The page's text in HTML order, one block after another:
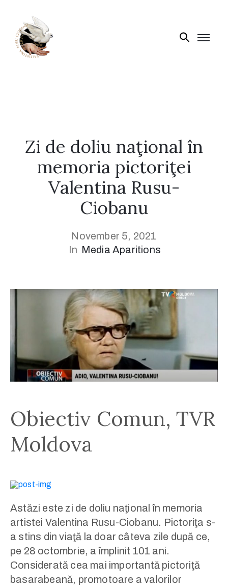
Biografie
Atelier
info@valentinarusuciobanu.com
Zi de doliu naţional în
memoria pictoriţei
Valentina Rusu-
Ciobanu
November 5, 2021
In Media Aparitions
Obiectiv Comun, TVR
Moldova
Astăzi este zi de doliu naţional în memoria
artistei Valentina Rusu-Ciobanu. Pictoriţa s-
a stins din viaţă la doar câteva zile după ce,
pe 28 octombrie, a împlinit 101 ani.
Considerată cea mai importantă pictoriţă
basarabeană, promotoare a valorilor